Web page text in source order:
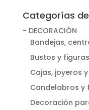
Categorías
- DECORACIÓN
Bandejas,
Bustos y figuras
Cajas, joyeros
Candelabros y
Decoración